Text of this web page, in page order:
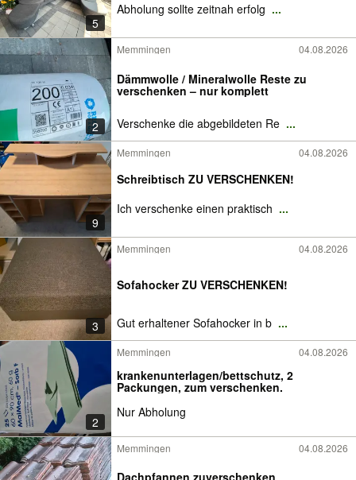
5
Abholung sollte zeitnah erfolg ...
2
Memmingen 04.08.2026
Dämmwolle / Mineralwolle Reste zu
verschenken – nur komplett
Verschenke die abgebildeten Re ...
9
Memmingen 04.08.2026
Schreibtisch ZU VERSCHENKEN!
Ich verschenke einen praktisch ...
3
Memmingen 04.08.2026
Sofahocker ZU VERSCHENKEN!
Gut erhaltener Sofahocker in b ...
2
Memmingen 04.08.2026
krankenunterlagen/bettschutz, 2
Packungen, zum verschenken.
Nur Abholung
Memmingen 04.08.2026
Dachpfannen zuverschenken